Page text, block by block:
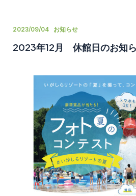
2023/09/04 お知らせ
2023年12月 休館日のお知